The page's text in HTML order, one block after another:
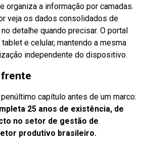
organiza a informação por camadas.
veja os dados consolidados de
detalhe quando precisar. O portal
e celular, mantendo a mesma
independente do dispositivo.
frente
capítulo antes de um marco:
25 anos de existência, de
no setor de gestão de
produtivo brasileiro.